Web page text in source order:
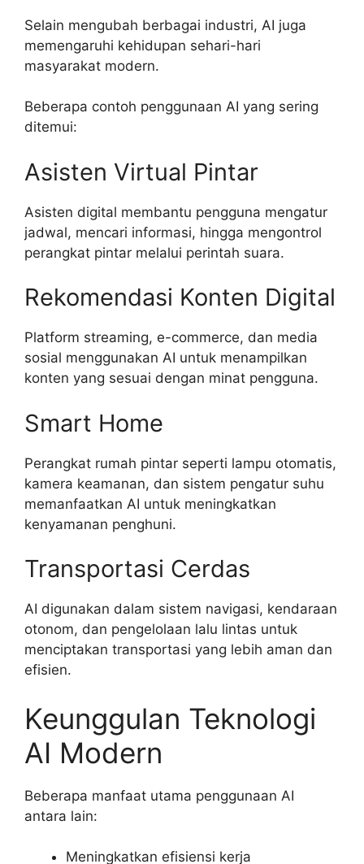
Selain mengubah berbagai industri, AI juga
memengaruhi kehidupan sehari-hari
masyarakat modern.
Beberapa contoh penggunaan AI yang sering
ditemui:
Asisten Virtual Pintar
Asisten digital membantu pengguna mengatur
jadwal, mencari informasi, hingga mengontrol
perangkat pintar melalui perintah suara.
Rekomendasi Konten Digital
Platform streaming, e-commerce, dan media
sosial menggunakan AI untuk menampilkan
konten yang sesuai dengan minat pengguna.
Smart Home
Perangkat rumah pintar seperti lampu otomatis,
kamera keamanan, dan sistem pengatur suhu
memanfaatkan AI untuk meningkatkan
kenyamanan penghuni.
Transportasi Cerdas
AI digunakan dalam sistem navigasi, kendaraan
otonom, dan pengelolaan lalu lintas untuk
menciptakan transportasi yang lebih aman dan
efisien.
Keunggulan Teknologi
AI Modern
Beberapa manfaat utama penggunaan AI
antara lain:
Meningkatkan efisiensi kerja